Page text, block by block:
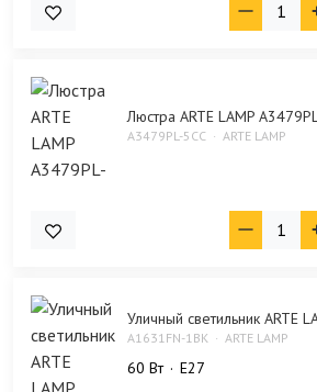
Люстра ARTE LAMP
A3479PL-5CC ARTE LAMP
Уличный светильник ARTE
A1631FN-1BK ARTE LAMP
60 Bт E27